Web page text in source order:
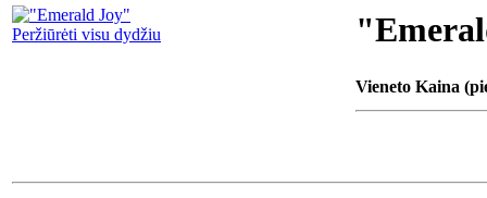
Peržiūrėti visu dydžiu
Vieneto Kaina